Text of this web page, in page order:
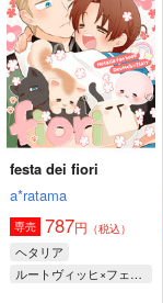
1,100 円（税込）
ルートヴィッヒ×フェリシアーノ
サンプル
作品詳細
festa dei fiori
a*ratama
専売 787円 （税込）
ヘタリア
ルートヴィッヒ×フェリシアーノ